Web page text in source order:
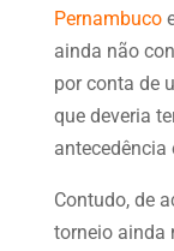
Pernambuco
ainda não
por conta de
que deveria
antecedência
Contudo, de
torneio ainda